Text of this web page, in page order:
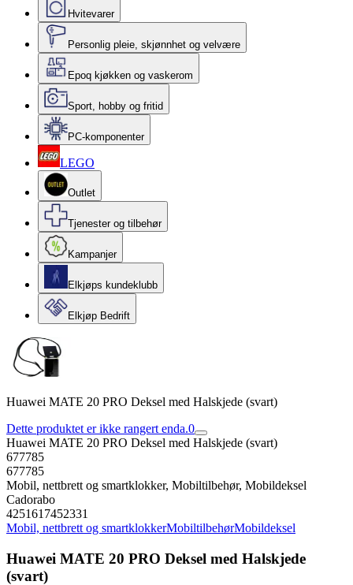
Hvitevarer
Personlig pleie, skjønnhet og velvære
Epoq kjøkken og vaskerom
Sport, hobby og fritid
PC-komponenter
LEGO
Outlet
Tjenester og tilbehør
Kampanjer
Elkjøps kundeklubb
Elkjøp Bedrift
Huawei MATE 20 PRO Deksel med Halskjede (svart)
Dette produktet er ikke rangert enda.0
Huawei MATE 20 PRO Deksel med Halskjede (svart)
677785
677785
Mobil, nettbrett og smartklokker, Mobiltilbehør, Mobildeksel
Cadorabo
4251617452331
Mobil, nettbrett og smartklokkerMobiltilbehørMobildeksel
Huawei MATE 20 PRO Deksel med Halskjede
(svart)